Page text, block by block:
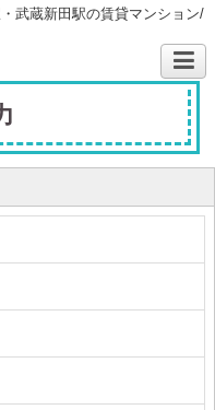
武蔵新田駅の賃貸マンション/